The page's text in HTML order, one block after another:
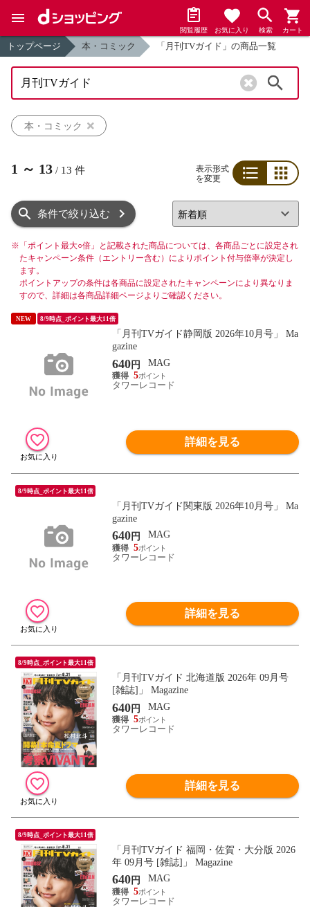
閲覧履歴 お気に入り 検索 カート
トップページ 本・コミック 「月刊TVガイド」の商品一覧
本・コミック
1 ～ 13 / 13 件
表示形式
を変更
条件で絞り込む
※ 「ポイント最大○倍」と記載された商品については、各商品ごとに設定され
たキャンペーン条件（エントリー含む）によりポイント付与倍率が決定し
ます。
ポイントアップの条件は各商品に設定されたキャンペーンにより異なりま
すので、詳細は各商品詳細ページよりご確認ください。
NEW 8/9時点_ポイント最大11倍
「月刊TVガイド静岡版 2026年10月号」 Ma
gazine
640円
MAG
5
タワーレコード
詳細を見る
8/9時点_ポイント最大11倍
「月刊TVガイド関東版 2026年10月号」 Ma
gazine
640円
MAG
5
タワーレコード
詳細を見る
8/9時点_ポイント最大11倍
「月刊TVガイド 北海道版 2026年 09月号
[雑誌]」 Magazine
640円
MAG
5
タワーレコード
詳細を見る
8/9時点_ポイント最大11倍
「月刊TVガイド 福岡・佐賀・大分版 2026
年 09月号 [雑誌]」 Magazine
640円
MAG
5
タワーレコード